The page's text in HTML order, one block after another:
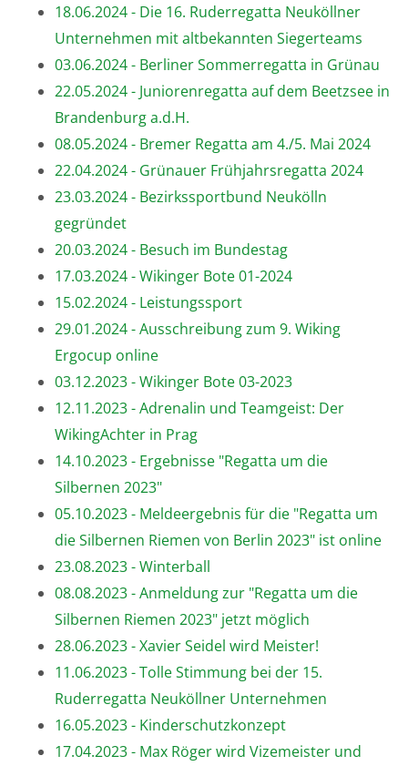
18.06.2024 - Die 16. Ruderregatta Neuköllner
Unternehmen mit altbekannten Siegerteams
03.06.2024 - Berliner Sommerregatta in Grünau
22.05.2024 - Juniorenregatta auf dem Beetzsee in
Brandenburg a.d.H.
08.05.2024 - Bremer Regatta am 4./5. Mai 2024
22.04.2024 - Grünauer Frühjahrsregatta 2024
23.03.2024 - Bezirkssportbund Neukölln
gegründet
20.03.2024 - Besuch im Bundestag
17.03.2024 - Wikinger Bote 01-2024
15.02.2024 - Leistungssport
29.01.2024 - Ausschreibung zum 9. Wiking
Ergocup online
03.12.2023 - Wikinger Bote 03-2023
12.11.2023 - Adrenalin und Teamgeist: Der
WikingAchter in Prag
14.10.2023 - Ergebnisse "Regatta um die
Silbernen 2023"
05.10.2023 - Meldeergebnis für die "Regatta um
die Silbernen Riemen von Berlin 2023" ist online
23.08.2023 - Winterball
08.08.2023 - Anmeldung zur "Regatta um die
Silbernen Riemen 2023" jetzt möglich
28.06.2023 - Xavier Seidel wird Meister!
11.06.2023 - Tolle Stimmung bei der 15.
Ruderregatta Neuköllner Unternehmen
16.05.2023 - Kinderschutzkonzept
17.04.2023 - Max Röger wird Vizemeister und